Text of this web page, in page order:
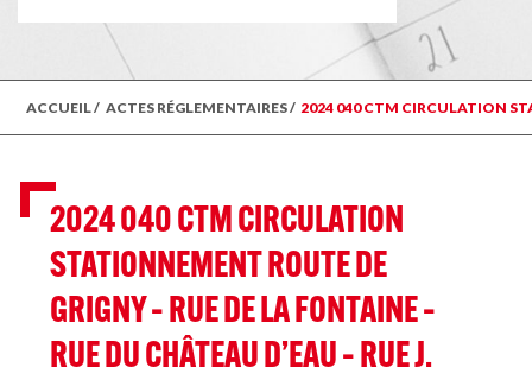
ACCUEIL/ ACTES RÉGLEMENTAIRES/ 2024 040 CTM CIRCULATION
2024 040 CTM CIRCULATION
STATIONNEMENT ROUTE DE
GRIGNY – RUE DE LA FONTAINE –
RUE DU CHÂTEAU D’EAU – RUE J.